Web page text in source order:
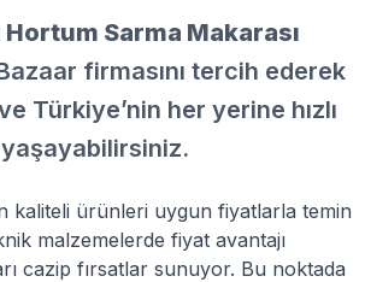
Sarma Makarası
firmasını tercih ederek
Türkiye’nin her yerine hızlı
kaliteli ürünleri uygun fiyatlarla temin
malzemelerde fiyat avantajı
cazip fırsatlar sunuyor. Bu noktada